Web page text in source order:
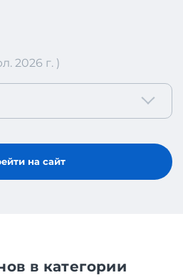
2026 г. )
на сайт
в категории